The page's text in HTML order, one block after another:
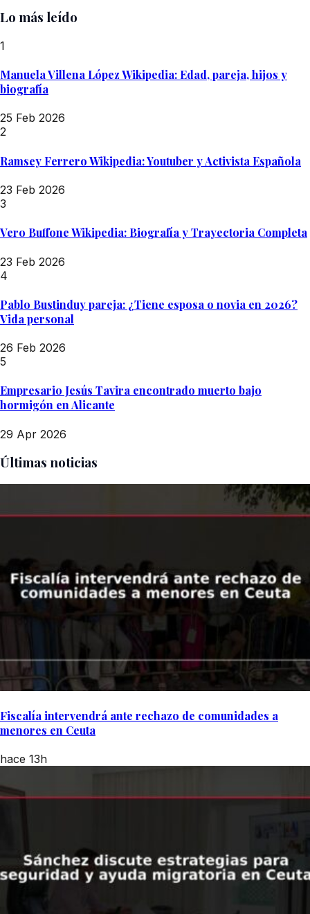
Lo más leído
1
Manuela Villena López Wikipedia: Edad, pareja, hijos y
biografía
25 Feb 2026
2
Ramsey Ferrero Wikipedia: Youtuber y Activista Española
23 Feb 2026
3
Vero Buffone Wikipedia: Biografía y Trayectoria Completa
23 Feb 2026
4
Pablo Bustinduy pareja: ¿Tiene esposa o novia en 2026?
Vida personal
26 Feb 2026
5
Empresario Jesús Tavira encontrado muerto bajo
hormigón en Alicante
29 Apr 2026
Últimas noticias
Fiscalía intervendrá ante rechazo de comunidades a
menores en Ceuta
hace 13h